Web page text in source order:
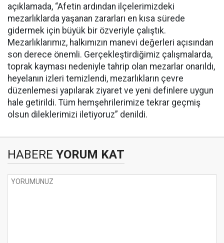
açıklamada, “Afetin ardından ilçelerimizdeki
mezarlıklarda yaşanan zararları en kısa sürede
gidermek için büyük bir özveriyle çalıştık.
Mezarlıklarımız, halkımızın manevi değerleri açısından
son derece önemli. Gerçekleştirdiğimiz çalışmalarda,
toprak kayması nedeniyle tahrip olan mezarlar onarıldı,
heyelanın izleri temizlendi, mezarlıkların çevre
düzenlemesi yapılarak ziyaret ve yeni definlere uygun
hale getirildi. Tüm hemşehrilerimize tekrar geçmiş
olsun dileklerimizi iletiyoruz” denildi.
HABERE YORUM KAT